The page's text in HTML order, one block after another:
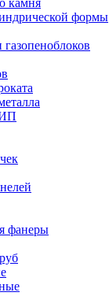
камня
формы
фанеры